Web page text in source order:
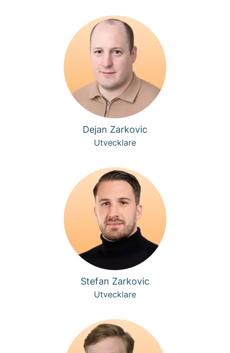
Dejan Zarkovic
Utvecklare
Stefan Zarkovic
Utvecklare